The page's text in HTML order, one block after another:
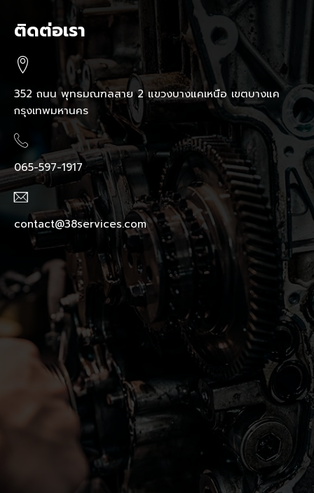
ติดต่อเรา
352 ถนน พุทธมณฑลสาย 2 แขวงบางแคเหนือ เขตบางแค
กรุงเทพมหานคร
065-597-1917
contact@38services.com